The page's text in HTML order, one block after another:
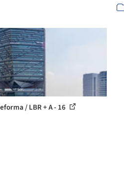
/ LBR + A - 16